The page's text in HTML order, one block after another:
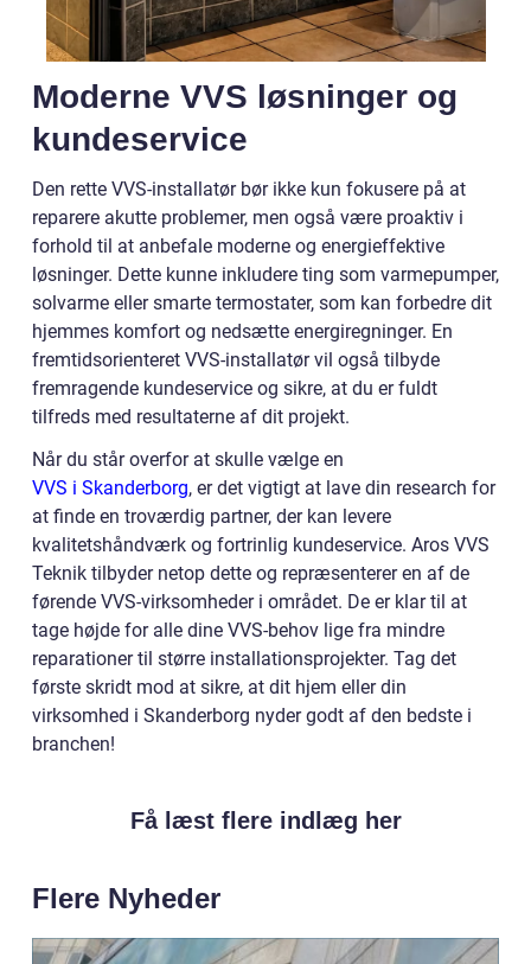
Moderne VVS løsninger og
kundeservice
Den rette VVS-installatør bør ikke kun fokusere på at
reparere akutte problemer, men også være proaktiv i
forhold til at anbefale moderne og energieffektive
løsninger. Dette kunne inkludere ting som varmepumper,
solvarme eller smarte termostater, som kan forbedre dit
hjemmes komfort og nedsætte energiregninger. En
fremtidsorienteret VVS-installatør vil også tilbyde
fremragende kundeservice og sikre, at du er fuldt
tilfreds med resultaterne af dit projekt.
Når du står overfor at skulle vælge en
VVS i Skanderborg, er det vigtigt at lave din research for
at finde en troværdig partner, der kan levere
kvalitetshåndværk og fortrinlig kundeservice. Aros VVS
Teknik tilbyder netop dette og repræsenterer en af de
førende VVS-virksomheder i området. De er klar til at
tage højde for alle dine VVS-behov lige fra mindre
reparationer til større installationsprojekter. Tag det
første skridt mod at sikre, at dit hjem eller din
virksomhed i Skanderborg nyder godt af den bedste i
branchen!
Få læst flere indlæg her
Flere Nyheder